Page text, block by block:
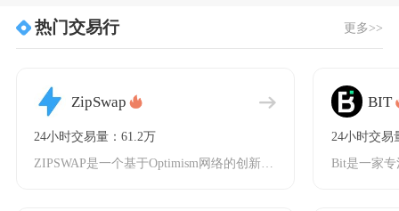
热门交易行 更多>>
ZipSwap
24小时交易量：61.2万
BIT
24小时交易